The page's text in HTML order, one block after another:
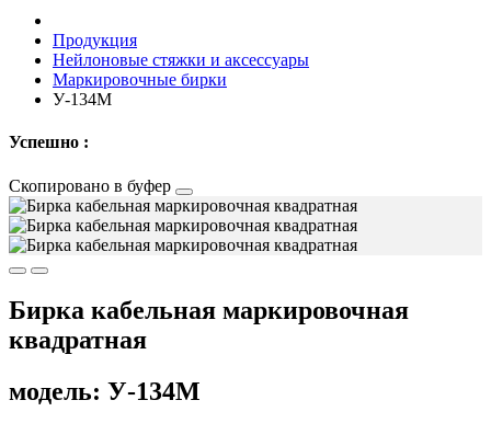
Продукция
Нейлоновые стяжки и аксессуары
Маркировочные бирки
У-134М
Успешно :
Скопировано в буфер
Бирка кабельная маркировочная
квадратная
модель: У-134М